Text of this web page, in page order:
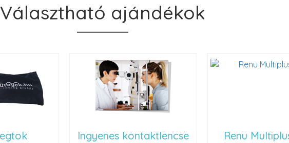
Választható ajándékok
Ingyenes kontaktlencse
Renu Multiplus 60ml